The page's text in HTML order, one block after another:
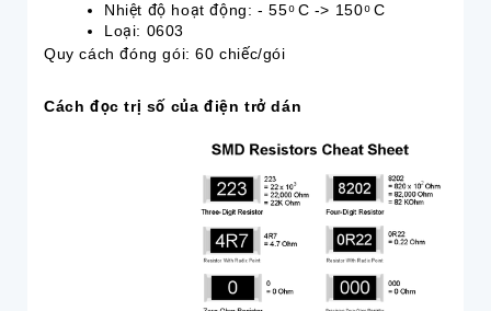
Nhiệt độ hoạt động: - 55 ͦ C -> 150 ͦ C
Loại: 0603
Quy cách đóng gói: 60 chiếc/gói
Cách đọc trị số của điện trở dán